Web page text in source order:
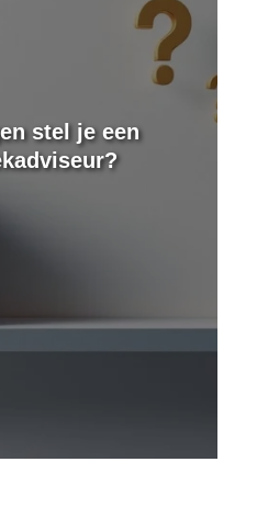
stel je een